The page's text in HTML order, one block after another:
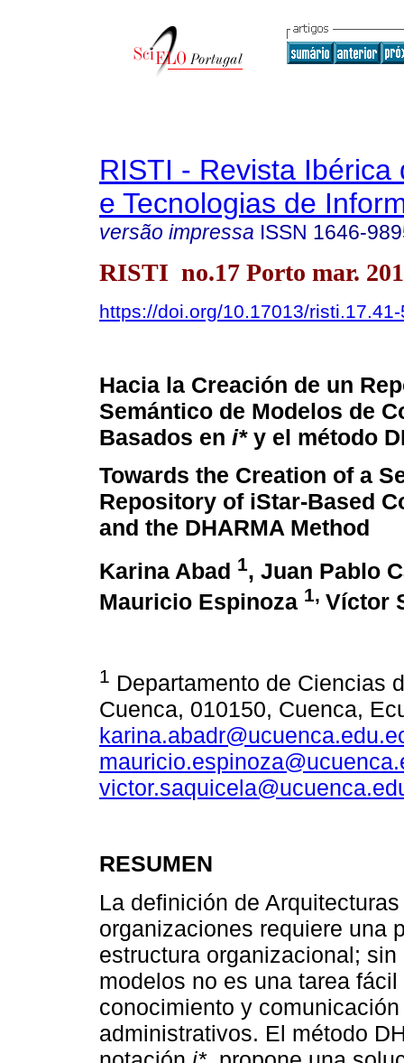
RISTI - Revista Ibérica
e Tecnologias de
versão impressa ISSN 1646-
RISTI no.17 Porto mar.
https://doi.org/10.17013/
Hacia la Creación de un
Semántico de Modelos de
Basados en i* y el método
Towards the Creation of a
Repository of iStar-Based
and the DHARMA Method
Karina Abad 1, Juan Pablo
Mauricio Espinoza 1, Víctor
1 Departamento de Ciencias
Cuenca, 010150, Cuenca,
RESUMEN
La definición de
organizaciones requiere una
estructura organizacional;
modelos no es una tarea
conocimiento y
administrativos. El método